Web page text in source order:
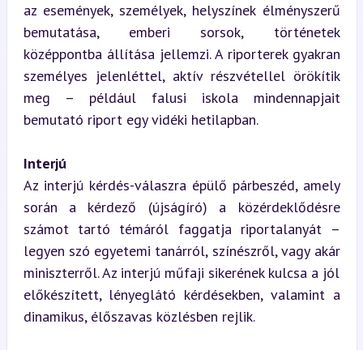
az események, személyek, helyszínek élményszerű
bemutatása, emberi sorsok, történetek
középpontba állítása jellemzi. A riporterek gyakran
személyes jelenléttel, aktív részvétellel örökítik
meg – például falusi iskola mindennapjait
bemutató riport egy vidéki hetilapban.
Interjú
Az interjú kérdés-válaszra épülő párbeszéd, amely
során a kérdező (újságíró) a közérdeklődésre
számot tartó témáról faggatja riportalanyát –
legyen szó egyetemi tanárról, színészről, vagy akár
miniszterről. Az interjú műfaji sikerének kulcsa a jól
előkészített, lényeglátó kérdésekben, valamint a
dinamikus, élőszavas közlésben rejlik.